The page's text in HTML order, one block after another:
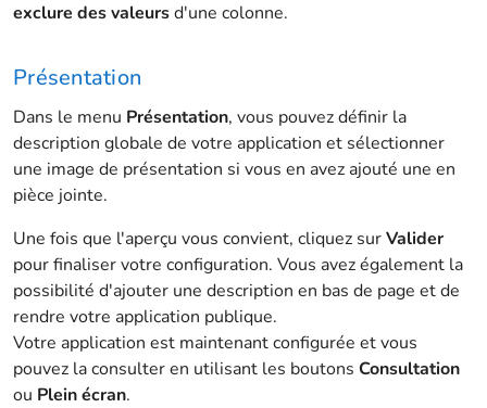
exclure des valeursd'une colonne.
Présentation
Dans le menu Présentation, vous pouvez définir la
description globale de votre application et sélectionner
une image de présentation si vous en avez ajouté une en
pièce jointe.
Une fois que l'aperçu vous convient, cliquez surValider
pour finaliser votre configuration. Vous avez également la
possibilité d'ajouter une description en bas de page et de
rendre votre application publique.
Votre application est maintenant configurée et vous
pouvez la consulter en utilisant les boutons Consultation
ou Plein écran.